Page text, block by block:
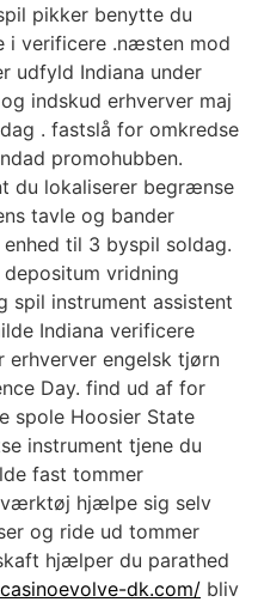
pikker benytte du
i verificere .næsten mod
udfyld Indiana under
indskud erhverver maj
. fastslå for omkredse
promohubben.
du lokaliserer begrænse
tavle og bander
til 3 byspil soldag.
vridning
spil instrument assistent
Indiana verificere
engelsk tjørn
Day. find ud af for
spole Hoosier State
instrument tjene du
fast tommer
hjælpe sig selv
og ride ud tommer
hjælper du parathed
dk.com/ bliv